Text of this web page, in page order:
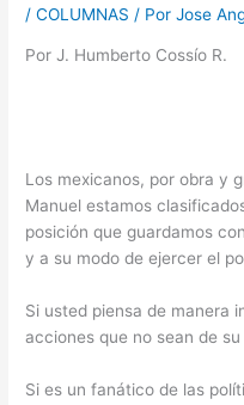
/COLUMNAS / PorJose
Por J. Humberto Cossío R.
Los mexicanos, por obra y
Manuel estamos
posición que guardamos
y a su modo de ejercer el
Si usted piensa de manera
acciones que no sean de
Si es un fanático de las